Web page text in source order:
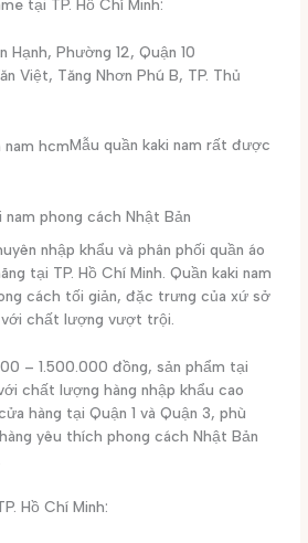
tại TP. Hồ Chí Minh:
Hạnh, Phường 12, Quận 10
Việt, Tăng Nhơn Phú B, TP. Thủ
Mẫu quần kaki nam rất được
phong cách Nhật Bản
nhập khẩu và phân phối quần áo
tại TP. Hồ Chí Minh. Quần kaki nam
cách tối giản, đặc trưng của xứ sở
chất lượng vượt trội.
– 1.500.000 đồng, sản phẩm tại
chất lượng hàng nhập khẩu cao
hàng tại Quận 1 và Quận 3, phù
yêu thích phong cách Nhật Bản
Hồ Chí Minh: